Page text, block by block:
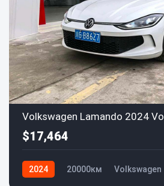
$17,464
2024 20000км Volkswagen